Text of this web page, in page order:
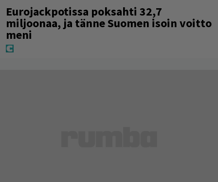
Eurojackpotissa poksahti 32,7
miljoonaa, ja tänne Suomen isoin voitto
meni